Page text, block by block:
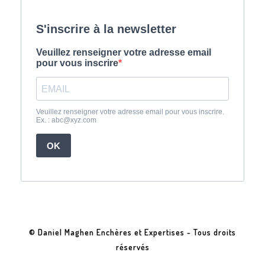
© Daniel Maghen Enchères et Expertises - Tous droits
réservés